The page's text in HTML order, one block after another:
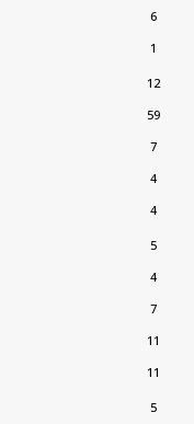
6
1
12
59
7
4
4
5
4
7
11
11
5